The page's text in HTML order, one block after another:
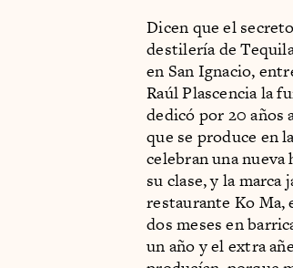
Dicen que el
destilería de
en San Ignacio,
Raúl Plascencia la
dedicó por 20 años
que se produce en
celebran una
su clase, y la marca
restaurante Ko Ma,
dos meses en
un año y el extra